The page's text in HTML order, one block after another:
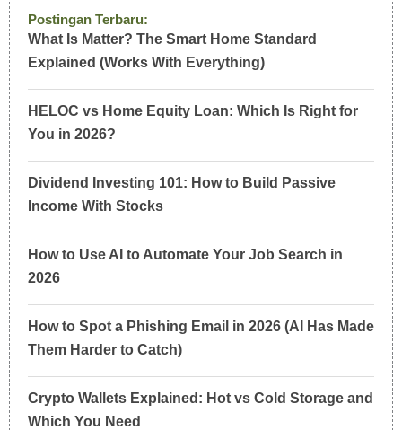
Postingan Terbaru:
What Is Matter? The Smart Home Standard
Explained (Works With Everything)
HELOC vs Home Equity Loan: Which Is Right for
You in 2026?
Dividend Investing 101: How to Build Passive
Income With Stocks
How to Use AI to Automate Your Job Search in
2026
How to Spot a Phishing Email in 2026 (AI Has Made
Them Harder to Catch)
Crypto Wallets Explained: Hot vs Cold Storage and
Which You Need